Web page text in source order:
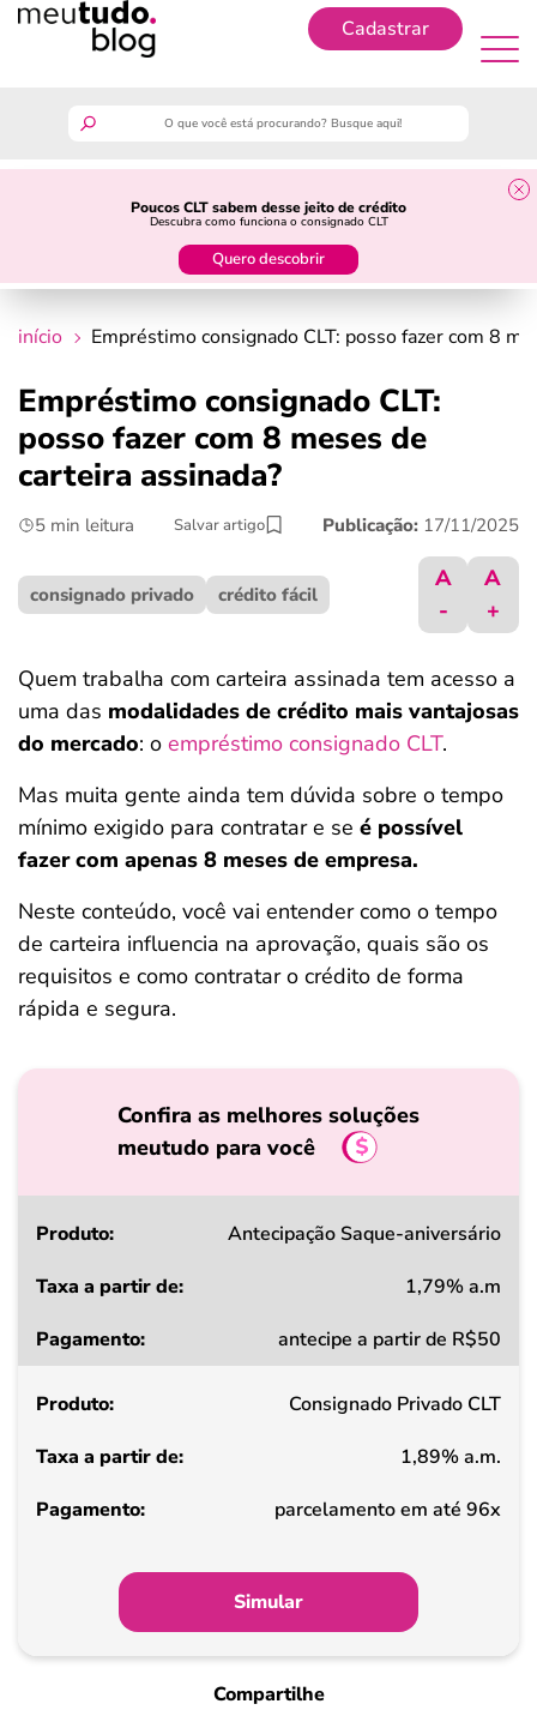
Cadastrar
Poucos CLT sabem desse jeito de crédito
Descubra como funciona o consignado CLT
Quero descobrir
guia do trabalhador
crédito fácil
início Empréstimo consignado CLT: posso fazer com 8
Empréstimo consignado CLT:
posso fazer com 8 meses de
carteira assinada?
5 min leitura Salvar artigo Publicação: 17/11/2025
consignado privado crédito fácil
A
-
A
+
Quem trabalha com carteira assinada tem acesso a
uma das modalidades de crédito mais vantajosas
do mercado: o empréstimo consignado CLT.
Mas muita gente ainda tem dúvida sobre o tempo
mínimo exigido para contratar e se é possível
fazer com apenas 8 meses de empresa.
Neste conteúdo, você vai entender como o tempo
de carteira influencia na aprovação, quais são os
requisitos e como contratar o crédito de forma
rápida e segura.
Confira as melhores soluções
meutudo para você
Produto
a
de
Pagamento
Antecipação Saque-aniversário
1,79% a.m
antecipe a partir de R$50
Consignado Privado CLT
1,89% a.m.
parcelamento em até 96x
Simular
Compartilhe